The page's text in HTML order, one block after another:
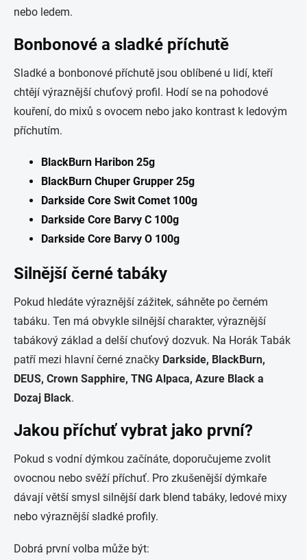
nebo ledem.
Bonbonové a sladké příchutě
Sladké a bonbonové příchutě jsou oblíbené u lidí, kteří
chtějí výraznější chuťový profil. Hodí se na pohodové
kouření, do mixů s ovocem nebo jako kontrast k ledovým
příchutím.
BlackBurn Haribon 25g
BlackBurn Chuper Grupper 25g
Darkside Core Swit Comet 100g
Darkside Core Barvy C 100g
Darkside Core Barvy O 100g
Silnější černé tabáky
Pokud hledáte výraznější zážitek, sáhněte po černém
tabáku. Ten má obvykle silnější charakter, výraznější
tabákový základ a delší chuťový dozvuk. Na Horák Tabák
patří mezi hlavní černé značky Darkside, BlackBurn,
DEUS, Crown Sapphire, TNG Alpaca, Azure Black a
Dozaj Black.
Jakou příchuť vybrat jako první?
Pokud s vodní dýmkou začínáte, doporučujeme zvolit
ovocnou nebo svěží příchuť. Pro zkušenější dýmkaře
dávají větší smysl silnější dark blend tabáky, ledové mixy
nebo výraznější sladké profily.
Dobrá první volba může být: